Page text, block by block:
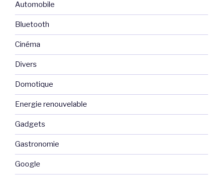
Automobile
Bluetooth
Cinéma
Divers
Domotique
Energie renouvelable
Gadgets
Gastronomie
Google